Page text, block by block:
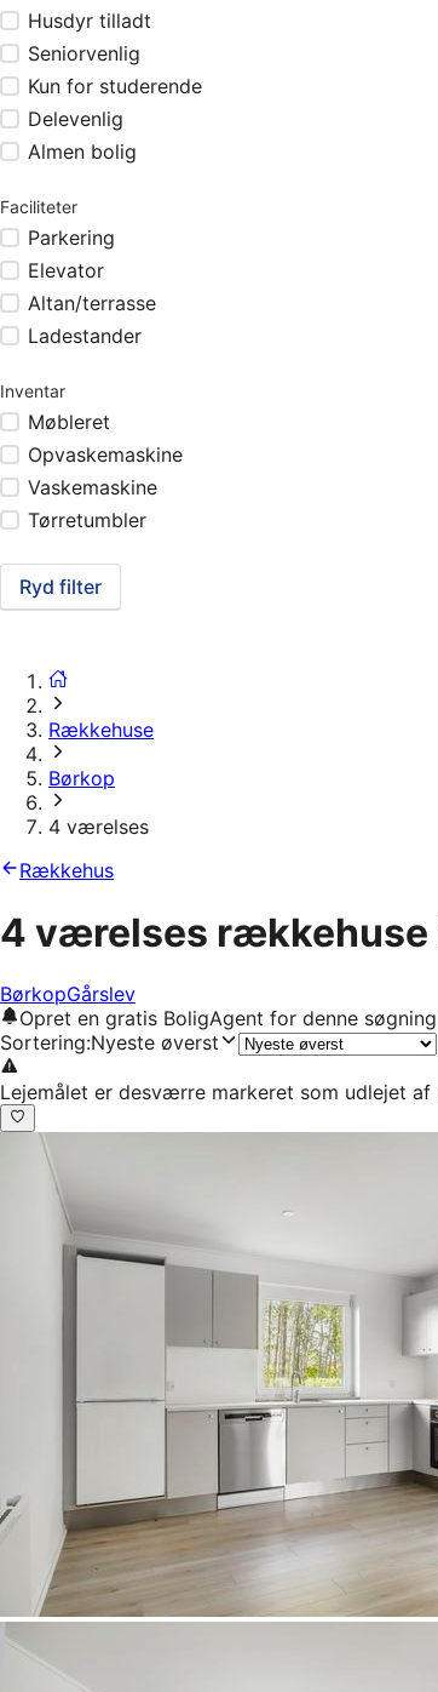
Husdyr tilladt
Seniorvenlig
Kun for studerende
Delevenlig
Almen bolig
Faciliteter
Parkering
Elevator
Altan/terrasse
Ladestander
Inventar
Møbleret
Opvaskemaskine
Vaskemaskine
Tørretumbler
Ryd filter
Rækkehuse
Børkop
4 værelses
Rækkehus
4 værelses rækkehuse
BørkopGårslev
Opret en gratis BoligAgent for denne
Sortering:Nyeste øverst
Lejemålet er desværre markeret som udlejet af